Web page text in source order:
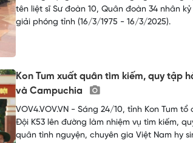
tên liệt sĩ Sư đoàn 10, Quân đoàn 34 nhân
giải phóng tỉnh (16/3/1975 - 16/3/2025).
Kon Tum xuất quân tìm kiếm, quy tập
và Campuchia
VOV4.VOV.VN - Sáng 24/10, tỉnh Kon Tum
Đội K53 lên đường làm nhiệm vụ tìm kiếm,
quân tình nguyện, chuyên gia Việt Nam hy